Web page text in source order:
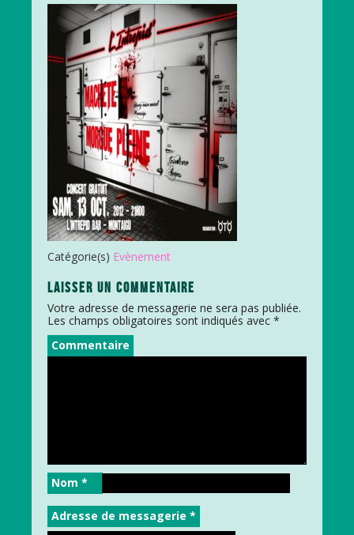
Catégorie(s) Evènement
LAISSER UN COMMENTAIRE
Votre adresse de messagerie ne sera pas publiée.
Les champs obligatoires sont indiqués avec *
Commentaire
Nom *
Adresse de messagerie *